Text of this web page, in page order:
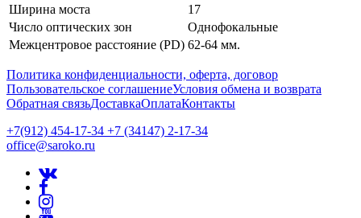
Ширина моста
17
Число оптических зон
Однофокальные
Межцентровое расстояние (PD) 62-64 мм.
Политика конфиденциальности, оферта, договор
Пользовательское соглашениеУсловия обмена и возврата
Обратная связьДоставкаОплатаКонтакты
+7(912) 454-17-34 +7 (34147) 2-17-34
office@saroko.ru